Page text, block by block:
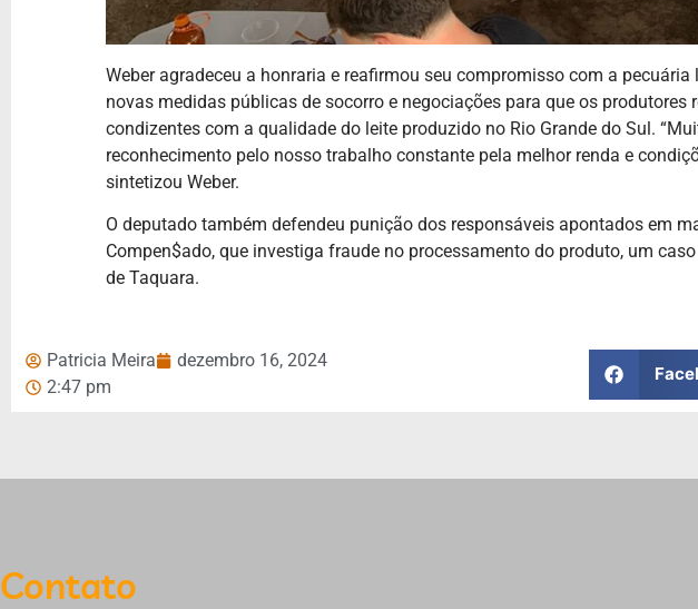
Weber agradeceu a honraria e reafirmou seu compromisso com a
novas medidas públicas de socorro e negociações para que os produtores
condizentes com a qualidade do leite produzido no Rio Grande do Sul.
reconhecimento pelo nosso trabalho constante pela melhor renda e
sintetizou Weber.
O deputado também defendeu punição dos responsáveis apontados em
Compen$ado, que investiga fraude no processamento do produto, um
de Taquara.
Patricia Meira
dezembro 16, 2024
2:47 pm
Contato